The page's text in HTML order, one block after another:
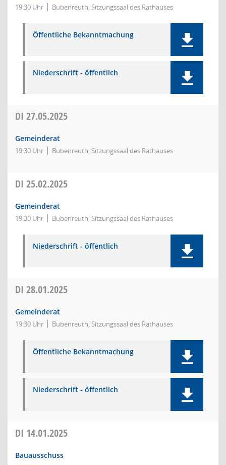
19:30 Uhr Bubenreuth, Sitzungssaal des Rathauses
Öffentliche Bekanntmachung
Niederschrift - öffentlich
DI 27.05.2025
Gemeinderat
19:30 Uhr Bubenreuth, Sitzungssaal des Rathauses
DI 25.02.2025
Gemeinderat
19:30 Uhr Bubenreuth, Sitzungssaal des Rathauses
Niederschrift - öffentlich
DI 28.01.2025
Gemeinderat
19:30 Uhr Bubenreuth, Sitzungssaal des Rathauses
Öffentliche Bekanntmachung
Niederschrift - öffentlich
DI 14.01.2025
Bauausschuss